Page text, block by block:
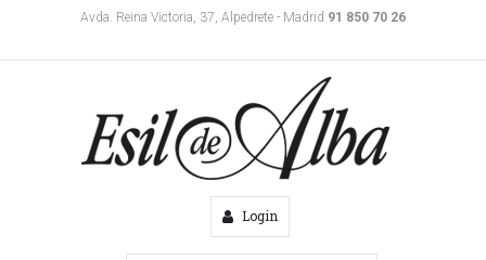
Avda. Reina Victoria, 37, Alpedrete - Madrid 91 850 70 26
Login